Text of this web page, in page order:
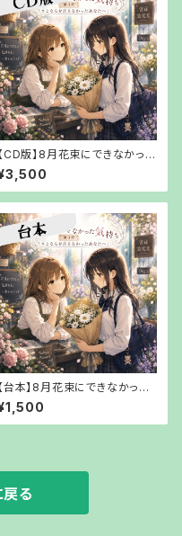
【CD版】8月花束にできなかった
持ち 第3把 「さよならを言え
かったあなたへ」【【郵送でお
し】
【台本】8月花束にできなかった
持ち 第3把 「さよならを言え
かったあなたへ」【PDFでお渡
】
る